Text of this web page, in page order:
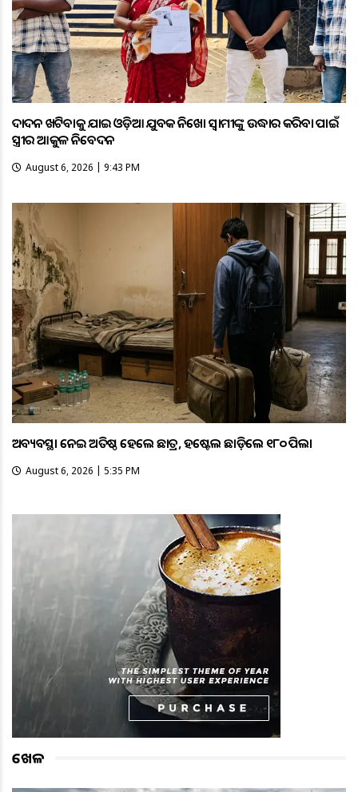
ଦାଦନ ଖଟିବାକୁ ଯାଇ ଓଡ଼ିଆ ଯୁବକ ନିଖୋଜ ସ୍ବାମୀଙ୍କୁ ଉଦ୍ଧାର କରିବା ପାଇଁ
ସ୍ତ୍ରୀର ଆକୁଳ ନିବେଦନ
August 6, 2026 | 9:43 PM
ଅବ୍ୟବସ୍ଥା ନେଇ ଅତିଷ୍ଠ ହେଲେ ଛାତ୍ର, ହଷ୍ଟେଲ ଛାଡ଼ିଲେ ୧୮୦ ପିଲା
August 6, 2026 | 5:35 PM
ଖେଳ